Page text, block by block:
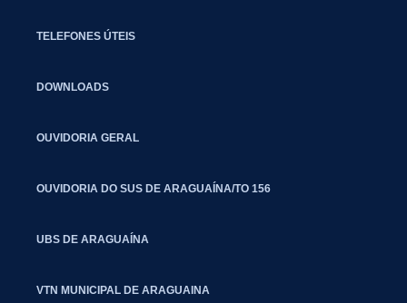
TELEFONES ÚTEIS
DOWNLOADS
OUVIDORIA GERAL
OUVIDORIA DO SUS DE ARAGUAÍNA/TO 156
UBS DE ARAGUAÍNA
VTN MUNICIPAL DE ARAGUAINA